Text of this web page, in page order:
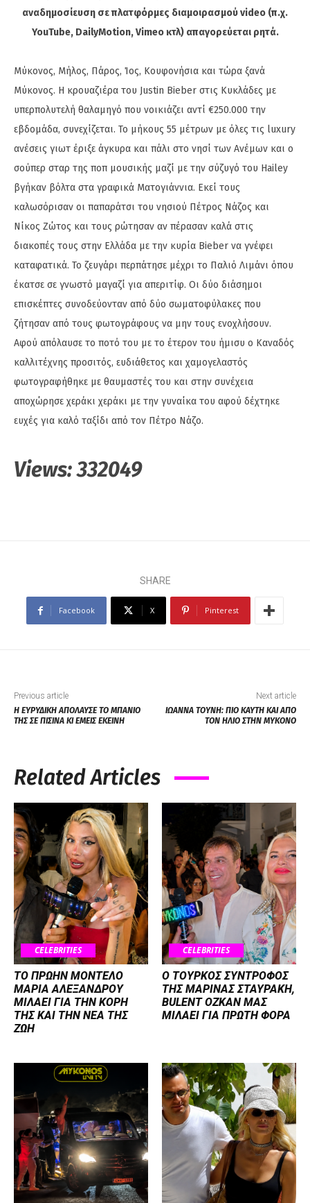
αναδημοσίευση σε πλατφόρμες διαμοιρασμού video (π.χ.
YouTube, DailyMotion, Vimeo κτλ) απαγορεύεται ρητά.
Μύκονος, Μήλος, Πάρος, Ίος, Κουφονήσια και τώρα ξανά
Μύκονος. Η κρουαζιέρα του Justin Bieber στις Κυκλάδες με
υπερπολυτελή θαλαμηγό που νοικιάζει αντί €250.000 την
εβδομάδα, συνεχίζεται. Το μήκους 55 μέτρων με όλες τις luxury
ανέσεις γιωτ έριξε άγκυρα και πάλι στο νησί των Ανέμων και ο
σούπερ σταρ της ποπ μουσικής μαζί με την σύζυγό του Hailey
βγήκαν βόλτα στα γραφικά Ματογιάννια. Εκεί τους
καλωσόρισαν οι παπαράτσι του νησιού Πέτρος Νάζος και
Νίκος Ζώτος και τους ρώτησαν αν πέρασαν καλά στις
διακοπές τους στην Ελλάδα με την κυρία Bieber να γνέφει
καταφατικά. Το ζευγάρι περπάτησε μέχρι το Παλιό Λιμάνι όπου
έκατσε σε γνωστό μαγαζί για απεριτίφ. Οι δύο διάσημοι
επισκέπτες συνοδεύονταν από δύο σωματοφύλακες που
ζήτησαν από τους φωτογράφους να μην τους ενοχλήσουν.
Αφού απόλαυσε το ποτό του με το έτερον του ήμισυ ο Καναδός
καλλιτέχνης προσιτός, ευδιάθετος και χαμογελαστός
φωτογραφήθηκε με θαυμαστές του και στην συνέχεια
αποχώρησε χεράκι χεράκι με την γυναίκα του αφού δέχτηκε
ευχές για καλό ταξίδι από τον Πέτρο Νάζο.
Views:332049
SHARE
Facebook X Pinterest
Previous article
Η ΕΥΡΥΔΙΚΗ ΑΠΟΛΑΥΣΕ ΤΟ ΜΠΑΝΙΟ
ΤΗΣ ΣΕ ΠΙΣΙΝΑ ΚΙ ΕΜΕΙΣ ΕΚΕΙΝΗ
Next article
ΙΩΑΝΝΑ ΤΟΥΝΗ: ΠΙΟ ΚΑΥΤΗ ΚΑΙ ΑΠΟ
ΤΟΝ ΗΛΙΟ ΣΤΗΝ ΜΥΚΟΝΟ
Related Articles
CELEBRITIES
ΤΟ ΠΡΩΗΝ ΜΟΝΤΕΛΟ
ΜΑΡΙΑ ΑΛΕΞΑΝΔΡΟΥ
ΜΙΛΑΕΙ ΓΙΑ ΤΗΝ ΚΟΡΗ
ΤΗΣ ΚΑΙ ΤΗΝ ΝΕΑ ΤΗΣ
ΖΩΗ
CELEBRITIES
Ο ΤΟΥΡΚΟΣ ΣΥΝΤΡΟΦΟΣ
ΤΗΣ ΜΑΡΙΝΑΣ ΣΤΑΥΡΑΚΗ,
BULENT OZKAN ΜΑΣ
ΜΙΛΑΕΙ ΓΙΑ ΠΡΩΤΗ ΦΟΡΑ